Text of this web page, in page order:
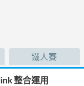
鐵人賽
整合運用